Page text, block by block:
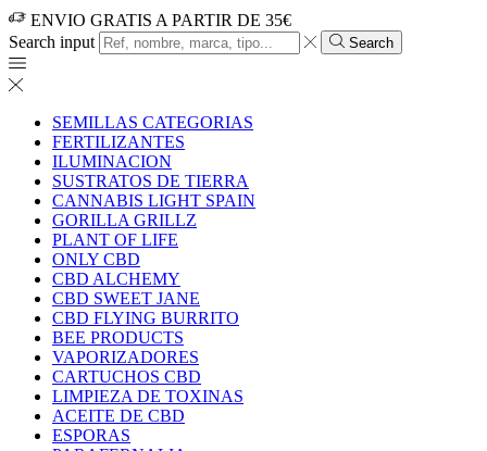
ENVIO GRATIS A PARTIR DE 35€
Search input
Search
SEMILLAS CATEGORIAS
FERTILIZANTES
ILUMINACION
SUSTRATOS DE TIERRA
CANNABIS LIGHT SPAIN
GORILLA GRILLZ
PLANT OF LIFE
ONLY CBD
CBD ALCHEMY
CBD SWEET JANE
CBD FLYING BURRITO
BEE PRODUCTS
VAPORIZADORES
CARTUCHOS CBD
LIMPIEZA DE TOXINAS
ACEITE DE CBD
ESPORAS